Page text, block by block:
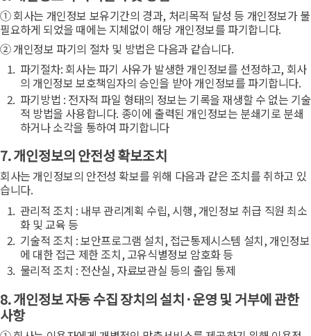
① 회사는 개인정보 보유기간의 경과, 처리목적 달성 등 개인정보가 불
필요하게 되었을 때에는 지체없이 해당 개인정보를 파기합니다.
② 개인정보 파기의 절차 및 방법은 다음과 같습니다.
파기절차: 회사는 파기 사유가 발생한 개인정보를 선정하고, 회사
의 개인정보 보호책임자의 승인을 받아 개인정보를 파기합니다.
파기방법 : 전자적 파일 형태의 정보는 기록을 재생할 수 없는 기술
적 방법을 사용합니다. 종이에 출력된 개인정보는 분쇄기로 분쇄
하거나 소각을 통하여 파기합니다
7. 개인정보의 안전성 확보조치
회사는 개인정보의 안전성 확보를 위해 다음과 같은 조치를 취하고 있
습니다.
관리적 조치 : 내부 관리계획 수립, 시행, 개인정보 취급 직원 최소
화 및 교육 등
기술적 조치 : 보안프로그램 설치, 접근통제시스템 설치, 개인정보
에 대한 접근 제한 조치, 고유식별정보 암호화 등
물리적 조치 : 전산실, 자료보관실 등의 출입 통제
8. 개인정보 자동 수집 장치의 설치·운영 및 거부에 관한
사항